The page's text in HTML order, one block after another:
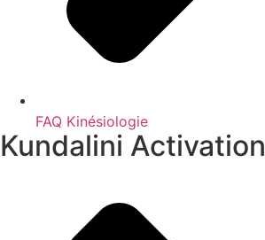
FAQ Kinésiologie
Kundalini Activation